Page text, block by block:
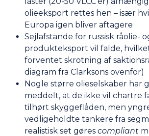
olieeksport rettes hen – især
Europa igen bliver aftagere
Sejlafstande for russisk råolie-
produkteksport vil falde,
forventet skrotning af
diagram fra Clarksons ovenfor)
Nogle større olieselskaber har
meddelt, at de ikke vil chartre
tilhørt skyggeflåden, men
vedligeholdte tankere fra
realistisk set gøres compliant